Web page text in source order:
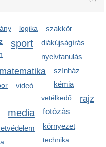
logika szakkör
sport diákújságírás
nyelvtanulás
matematika színház
kémia
videó
vetélkedő
media fotózás
rajz
környezet
technika